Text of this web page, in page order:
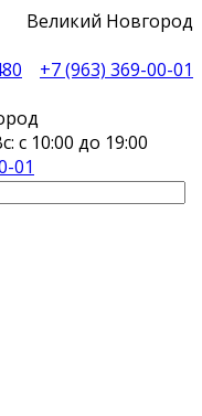
Великий Новгород
+7 (963) 369-00-01
с 10:00 до 19:00
01